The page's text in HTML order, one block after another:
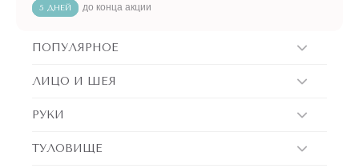
5 ДНЕЙ до конца акции
ПОПУЛЯРНОЕ
ЛИЦО И ШЕЯ
РУКИ
ТУЛОВИЩЕ